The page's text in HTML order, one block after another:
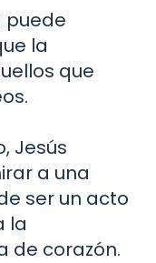
puede
la
que
Jesús
a una
ser un acto
la
de corazón.